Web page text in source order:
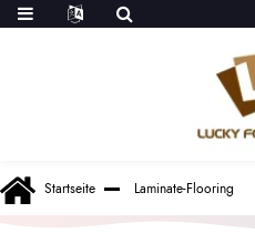
Startseite Laminate-Flooring